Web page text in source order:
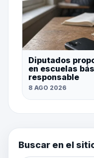
Diputados
en escuelas
responsable
8 AGO 2026
Buscar en el